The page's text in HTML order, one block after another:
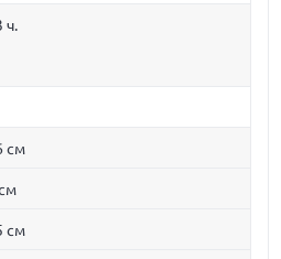
ч.
см
см